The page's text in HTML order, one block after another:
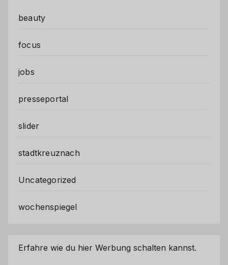
beauty
focus
jobs
presseportal
slider
stadtkreuznach
Uncategorized
wochenspiegel
Erfahre wie du hier Werbung schalten kannst.